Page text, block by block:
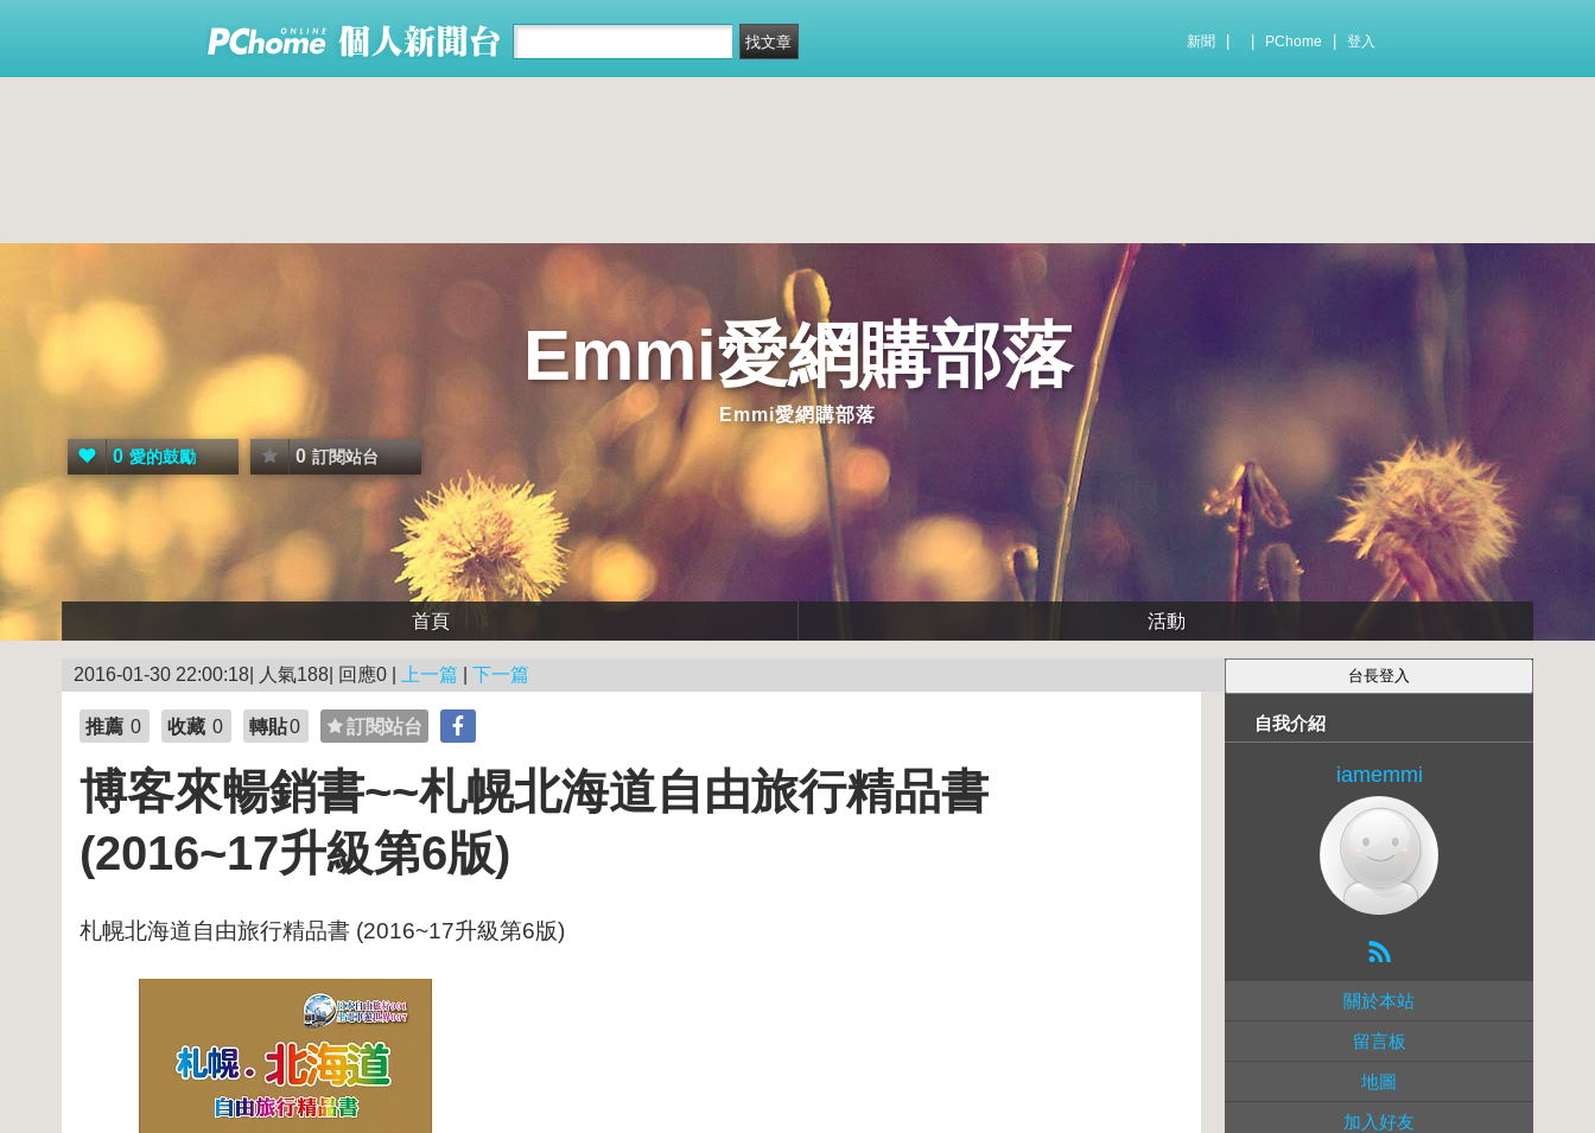
新聞 PChome 登入
Emmi愛網購部落
Emmi愛網購部落
0 愛的鼓勵 0 訂閱站台
首頁 活動
2016-01-30 22:00:18| 人氣188| 回應0 | 上一篇 下一篇
推薦 0 收藏 0 轉貼0 訂閱站台
博客來暢銷書~~札幌北海道自由旅行精品書
(2016~17升級第6版)
札幌北海道自由旅行精品書 (2016~17升級第6版)
自我介紹
iamemmi
關於本站
留言板
地圖
加入好友